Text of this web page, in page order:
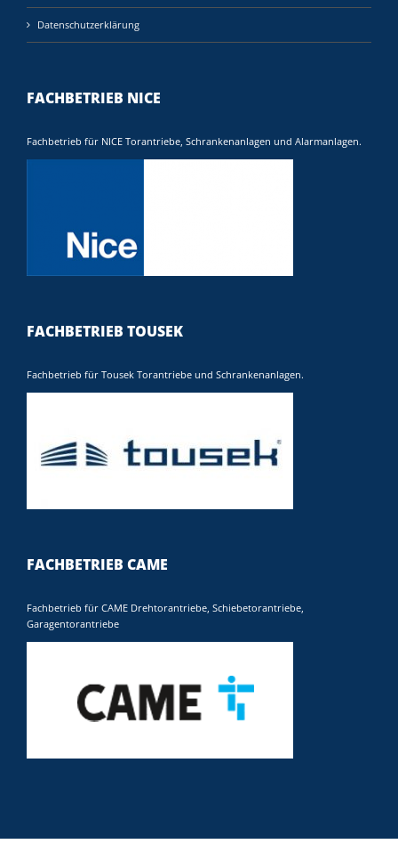
Datenschutzerklärung
FACHBETRIEB NICE
Fachbetrieb für NICE Torantriebe, Schrankenanlagen und Alarmanlagen.
FACHBETRIEB TOUSEK
Fachbetrieb für Tousek Torantriebe und Schrankenanlagen.
FACHBETRIEB CAME
Fachbetrieb für CAME Drehtorantriebe, Schiebetorantriebe,
Garagentorantriebe